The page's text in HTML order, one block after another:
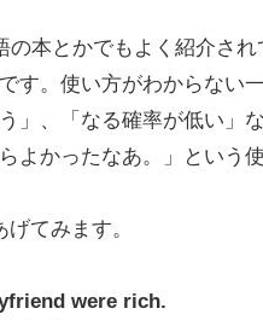
本とかでもよく紹介され
す。使い方がわからない
う」、「なる確率が低い」
よかったなあ。」という
てみます。
were rich.